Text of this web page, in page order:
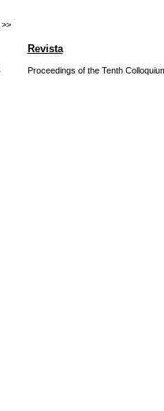
>>
Revista
Proceedings of the Tenth